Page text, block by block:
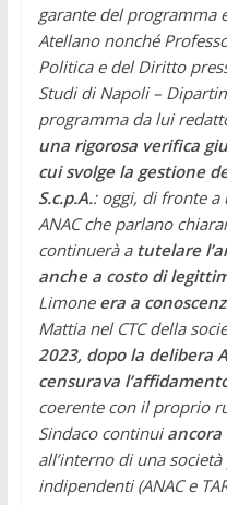
garante del programma
Atellano nonché
Politica e del Diritto
Studi di Napoli –
programma da lui
una rigorosa verifica
cui svolge la gestione
S.c.p.A.: oggi, di fronte a
ANAC che parlano
continuerà a tutelare
anche a costo di
Limone era a
Mattia nel CTC della
2023, dopo la delibera
censurava
coerente con il proprio
Sindaco continuiancora
all’interno di una
indipendenti (ANAC e